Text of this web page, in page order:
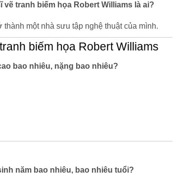
tranh biếm họa Robert Williams là ai?
một nhà sưu tập nghệ thuật của mình.
biếm họa Robert Williams
bao nhiêu, nặng bao nhiêu?
năm bao nhiêu, bao nhiêu tuổi?